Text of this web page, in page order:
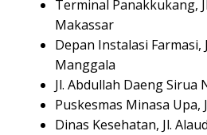
Terminal Panakkukang,
Makassar
Depan Instalasi Farmasi,
Manggala
Jl. Abdullah Daeng Sirua
Puskesmas Minasa Upa,
Dinas Kesehatan, Jl.